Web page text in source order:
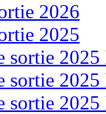
2026
2025
sortie 2025
sortie 2025
sortie 2025